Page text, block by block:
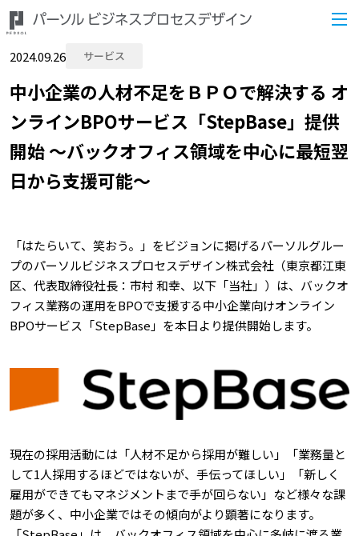
2024.09.26 サービス
中小企業の人材不足をＢＰＯで解決する オ
ンラインBPOサービス「StepBase」提供
開始 ～バックオフィス領域を中心に最短翌
日から支援可能～
「はたらいて、笑おう。」をビジョンに掲げるパーソルグルー
プのパーソルビジネスプロセスデザイン株式会社（東京都江東
区、代表取締役社長：市村 和幸、以下「当社」）は、バックオ
フィス業務の運用をBPOで支援する中小企業向けオンライン
BPOサービス「StepBase」を本日より提供開始します。
現在の採用活動には「人材不足から採用が難しい」「業務量と
して1人採用するほどではないが、手伝ってほしい」「新しく
雇用ができてもマネジメントまで手が回らない」など様々な課
題が多く、中小企業ではその傾向がより顕著になります。